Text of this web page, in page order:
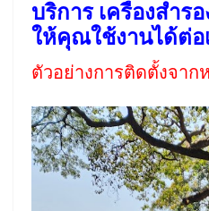
บริการ เครื่องสำร
ให้คุณใช้งานได้ต่อ
ตัวอย่างการติดตั้งจาก